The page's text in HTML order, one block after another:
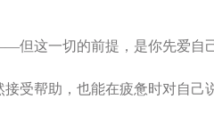
但这一切的前提，是你先爱自
受帮助，也能在疲惫时对自己